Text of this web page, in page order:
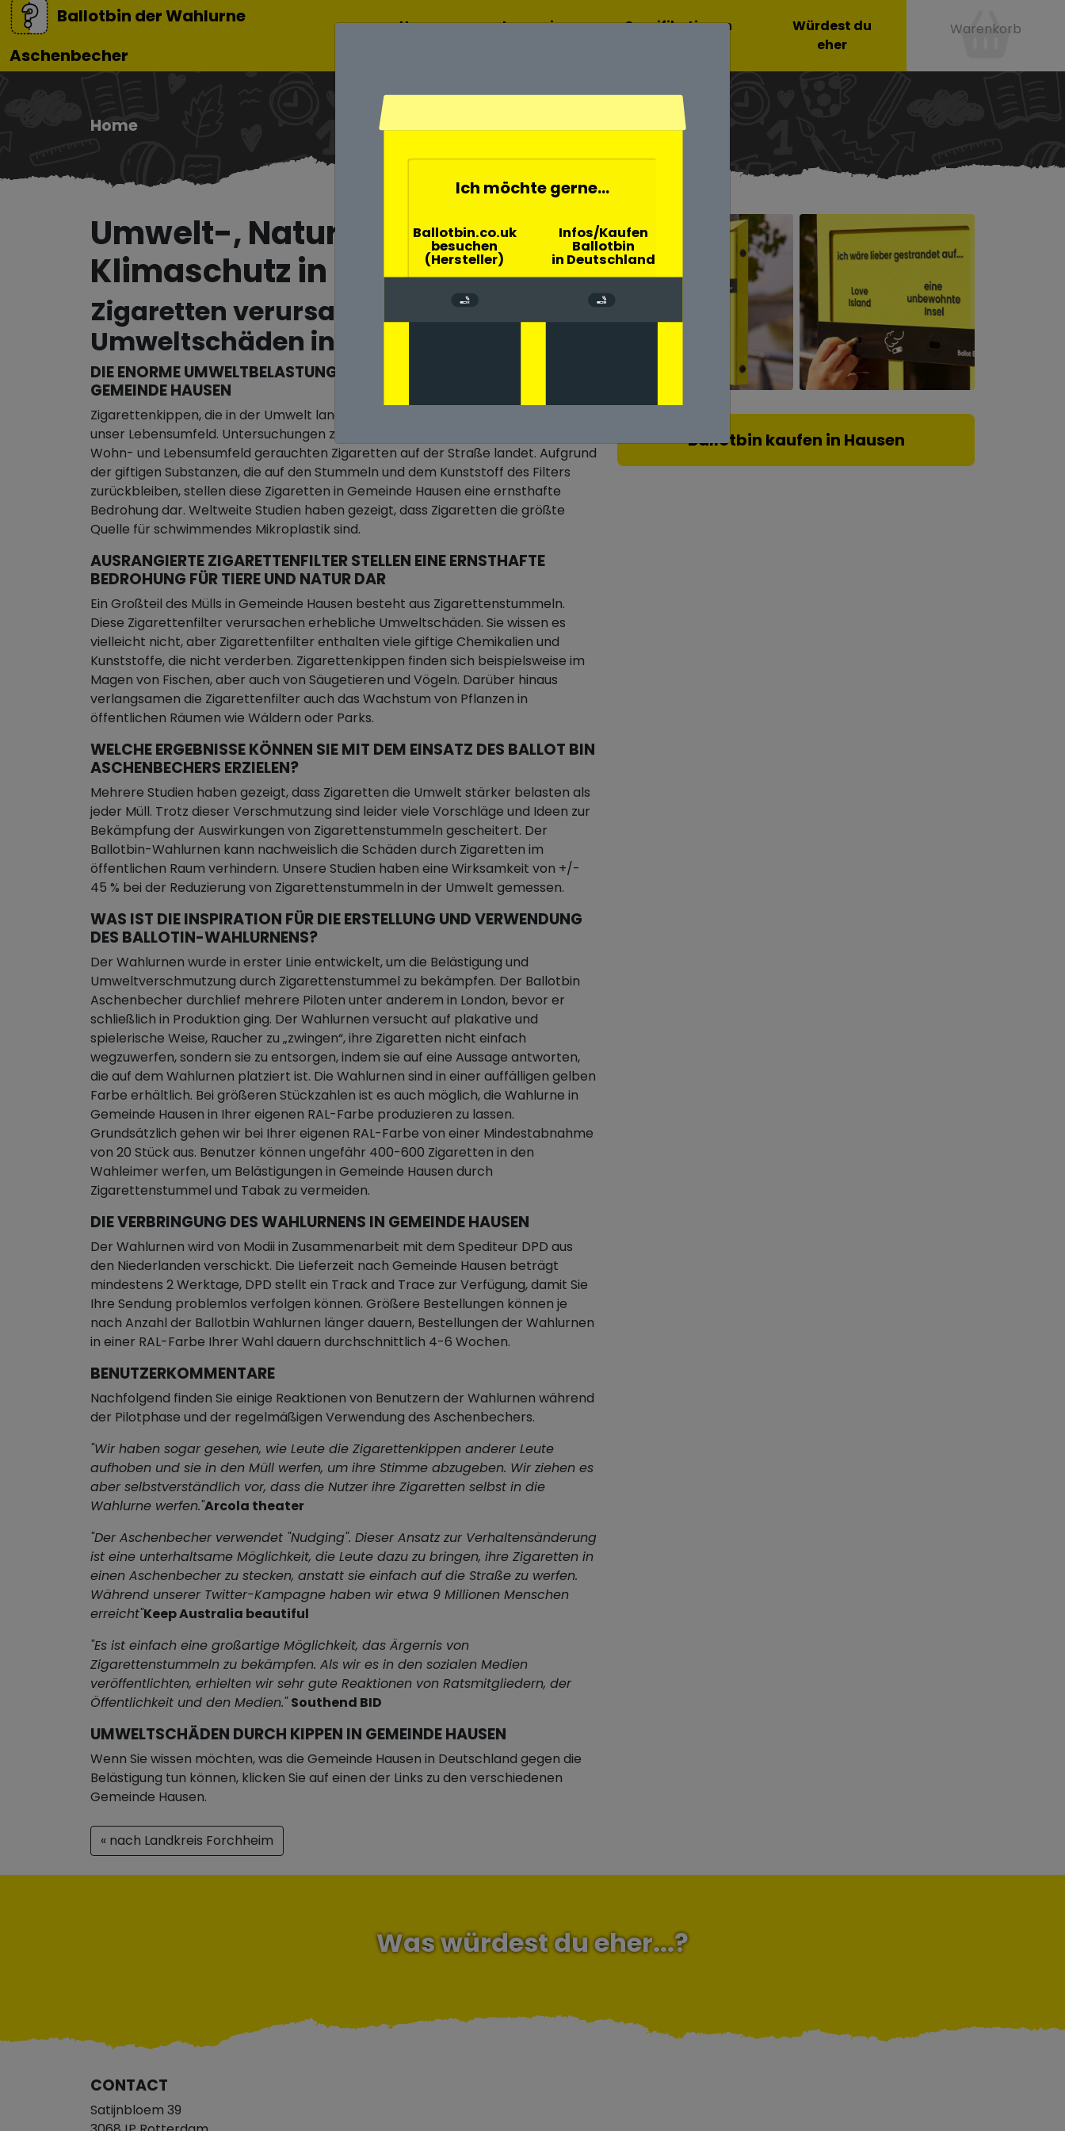
Ballotbin der Wahlurne
Aschenbecher
Home
Lesen sie
Spezifikationen
Würdest du
eher
Warenkorb
Home
Umwelt-, Natur- und
Klimaschutz in Hausen
Zigaretten verursachen große
Umweltschäden in Gemeinde Hausen
DIE ENORME UMWELTBELASTUNG DURCH ZIGARETTENSTUMMEL IN
GEMEINDE HAUSEN
Zigarettenkippen, die in der Umwelt landen, haben einen großen Einfluss auf
unser Lebensumfeld. Untersuchungen zeigen, dass ein Großteil der in unserem
Wohn- und Lebensumfeld gerauchten Zigaretten auf der Straße landet. Aufgrund
der giftigen Substanzen, die auf den Stummeln und dem Kunststoff des Filters
zurückbleiben, stellen diese Zigaretten in Gemeinde Hausen eine ernsthafte
Bedrohung dar. Weltweite Studien haben gezeigt, dass Zigaretten die größte
Quelle für schwimmendes Mikroplastik sind.
AUSRANGIERTE ZIGARETTENFILTER STELLEN EINE ERNSTHAFTE
BEDROHUNG FÜR TIERE UND NATUR DAR
Ein Großteil des Mülls in Gemeinde Hausen besteht aus Zigarettenstummeln.
Diese Zigarettenfilter verursachen erhebliche Umweltschäden. Sie wissen es
vielleicht nicht, aber Zigarettenfilter enthalten viele giftige Chemikalien und
Kunststoffe, die nicht verderben. Zigarettenkippen finden sich beispielsweise im
Magen von Fischen, aber auch von Säugetieren und Vögeln. Darüber hinaus
verlangsamen die Zigarettenfilter auch das Wachstum von Pflanzen in
öffentlichen Räumen wie Wäldern oder Parks.
WELCHE ERGEBNISSE KÖNNEN SIE MIT DEM EINSATZ DES BALLOT BIN
ASCHENBECHERS ERZIELEN?
Mehrere Studien haben gezeigt, dass Zigaretten die Umwelt stärker belasten als
jeder Müll. Trotz dieser Verschmutzung sind leider viele Vorschläge und Ideen zur
Bekämpfung der Auswirkungen von Zigarettenstummeln gescheitert. Der
Ballotbin-Wahlurnen kann nachweislich die Schäden durch Zigaretten im
öffentlichen Raum verhindern. Unsere Studien haben eine Wirksamkeit von +/-
45 % bei der Reduzierung von Zigarettenstummeln in der Umwelt gemessen.
WAS IST DIE INSPIRATION FÜR DIE ERSTELLUNG UND VERWENDUNG
DES BALLOTIN-WAHLURNENS?
Der Wahlurnen wurde in erster Linie entwickelt, um die Belästigung und
Umweltverschmutzung durch Zigarettenstummel zu bekämpfen. Der Ballotbin
Aschenbecher durchlief mehrere Piloten unter anderem in London, bevor er
schließlich in Produktion ging. Der Wahlurnen versucht auf plakative und
spielerische Weise, Raucher zu „zwingen“, ihre Zigaretten nicht einfach
wegzuwerfen, sondern sie zu entsorgen, indem sie auf eine Aussage antworten,
die auf dem Wahlurnen platziert ist. Die Wahlurnen sind in einer auffälligen gelben
Farbe erhältlich. Bei größeren Stückzahlen ist es auch möglich, die Wahlurne in
Gemeinde Hausen in Ihrer eigenen RAL-Farbe produzieren zu lassen.
Grundsätzlich gehen wir bei Ihrer eigenen RAL-Farbe von einer Mindestabnahme
von 20 Stück aus. Benutzer können ungefähr 400-600 Zigaretten in den
Wahleimer werfen, um Belästigungen in Gemeinde Hausen durch
Zigarettenstummel und Tabak zu vermeiden.
DIE VERBRINGUNG DES WAHLURNENS IN GEMEINDE HAUSEN
Der Wahlurnen wird von Modii in Zusammenarbeit mit dem Spediteur DPD aus
den Niederlanden verschickt. Die Lieferzeit nach Gemeinde Hausen beträgt
mindestens 2 Werktage, DPD stellt ein Track and Trace zur Verfügung, damit Sie
Ihre Sendung problemlos verfolgen können. Größere Bestellungen können je
nach Anzahl der Ballotbin Wahlurnen länger dauern, Bestellungen der Wahlurnen
in einer RAL-Farbe Ihrer Wahl dauern durchschnittlich 4-6 Wochen.
BENUTZERKOMMENTARE
Nachfolgend finden Sie einige Reaktionen von Benutzern der Wahlurnen während
der Pilotphase und der regelmäßigen Verwendung des Aschenbechers.
"Wir haben sogar gesehen, wie Leute die Zigarettenkippen anderer Leute
aufhoben und sie in den Müll werfen, um ihre Stimme abzugeben. Wir ziehen es
aber selbstverständlich vor, dass die Nutzer ihre Zigaretten selbst in die
Wahlurne werfen."Arcola theater
"Der Aschenbecher verwendet "Nudging". Dieser Ansatz zur Verhaltensänderung
ist eine unterhaltsame Möglichkeit, die Leute dazu zu bringen, ihre Zigaretten in
einen Aschenbecher zu stecken, anstatt sie einfach auf die Straße zu werfen.
Während unserer Twitter-Kampagne haben wir etwa 9 Millionen Menschen
erreicht"Keep Australia beautiful
"Es ist einfach eine großartige Möglichkeit, das Ärgernis von
Zigarettenstummeln zu bekämpfen. Als wir es in den sozialen Medien
veröffentlichten, erhielten wir sehr gute Reaktionen von Ratsmitgliedern, der
Öffentlichkeit und den Medien." Southend BID
UMWELTSCHÄDEN DURCH KIPPEN IN GEMEINDE HAUSEN
Wenn Sie wissen möchten, was die Gemeinde Hausen in Deutschland gegen die
Belästigung tun können, klicken Sie auf einen der Links zu den verschiedenen
Gemeinde Hausen.
Ballotbin kaufen in Hausen
« nach Landkreis Forchheim
Was würdest du eher...?
Ich möchte gerne...
Ballotbin.co.uk
besuchen
(Hersteller)
Infos/Kaufen
Ballotbin
in Deutschland
CONTACT
Satijnbloem 39